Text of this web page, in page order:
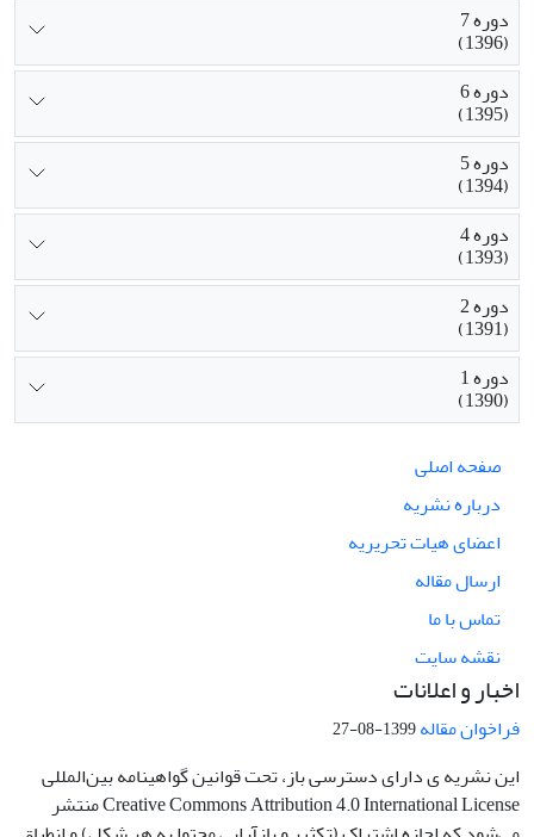
دوره 7
(1396)
دوره 6
(1395)
دوره 5
(1394)
دوره 4
(1393)
دوره 2
(1391)
دوره 1
(1390)
صفحه اصلی
درباره نشریه
اعضای هیات تحریریه
ارسال مقاله
تماس با ما
نقشه سایت
اخبار و اعلانات
فراخوان مقاله1399-08-27
این نشریه ی دارای دسترسی باز، تحت قوانین گواهینامه بین‌المللی
Creative Commons Attribution 4.0 International License منتشر